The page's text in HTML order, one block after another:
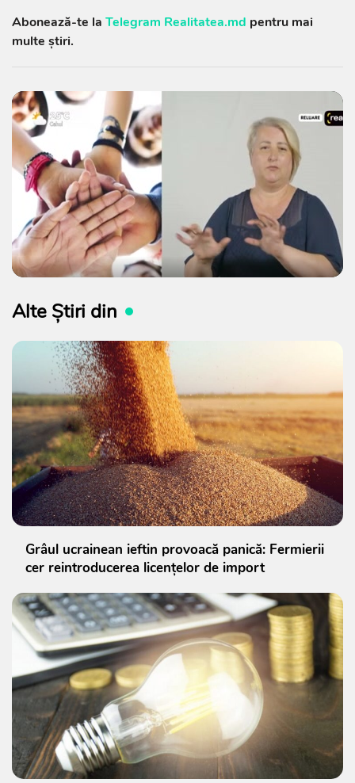
Abonează-te la Telegram Realitatea.md pentru mai
multe știri.
Alte Știri din
Grâul ucrainean ieftin provoacă panică: Fermierii
cer reintroducerea licențelor de import